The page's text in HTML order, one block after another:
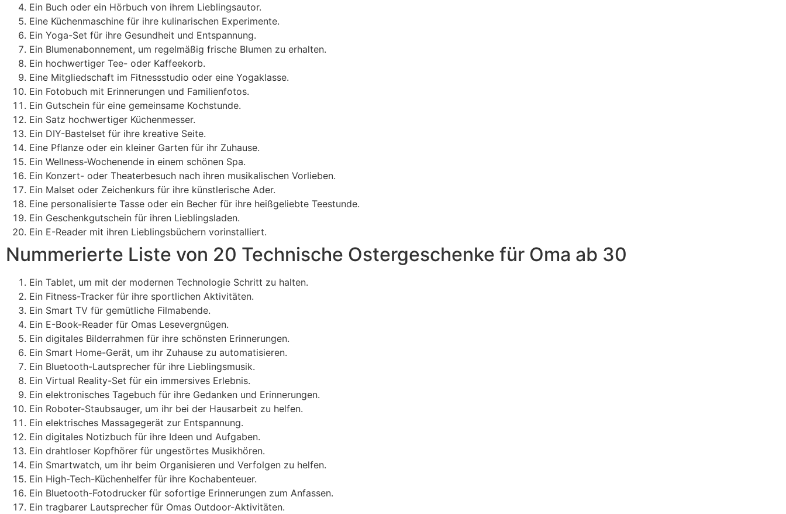
Ein Buch oder ein Hörbuch von ihrem Lieblingsautor.
Eine Küchenmaschine für ihre kulinarischen Experimente.
Ein Yoga-Set für ihre Gesundheit und Entspannung.
Ein Blumenabonnement, um regelmäßig frische Blumen zu erhalten.
Ein hochwertiger Tee- oder Kaffeekorb.
Eine Mitgliedschaft im Fitnessstudio oder eine Yogaklasse.
Ein Fotobuch mit Erinnerungen und Familienfotos.
Ein Gutschein für eine gemeinsame Kochstunde.
Ein Satz hochwertiger Küchenmesser.
Ein DIY-Bastelset für ihre kreative Seite.
Eine Pflanze oder ein kleiner Garten für ihr Zuhause.
Ein Wellness-Wochenende in einem schönen Spa.
Ein Konzert- oder Theaterbesuch nach ihren musikalischen Vorlieben.
Ein Malset oder Zeichenkurs für ihre künstlerische Ader.
Eine personalisierte Tasse oder ein Becher für ihre heißgeliebte Teestunde.
Ein Geschenkgutschein für ihren Lieblingsladen.
Ein E-Reader mit ihren Lieblingsbüchern vorinstalliert.
Nummerierte Liste von 20 Technische Ostergeschenke für Oma ab 30
Ein Tablet, um mit der modernen Technologie Schritt zu halten.
Ein Fitness-Tracker für ihre sportlichen Aktivitäten.
Ein Smart TV für gemütliche Filmabende.
Ein E-Book-Reader für Omas Lesevergnügen.
Ein digitales Bilderrahmen für ihre schönsten Erinnerungen.
Ein Smart Home-Gerät, um ihr Zuhause zu automatisieren.
Ein Bluetooth-Lautsprecher für ihre Lieblingsmusik.
Ein Virtual Reality-Set für ein immersives Erlebnis.
Ein elektronisches Tagebuch für ihre Gedanken und Erinnerungen.
Ein Roboter-Staubsauger, um ihr bei der Hausarbeit zu helfen.
Ein elektrisches Massagegerät zur Entspannung.
Ein digitales Notizbuch für ihre Ideen und Aufgaben.
Ein drahtloser Kopfhörer für ungestörtes Musikhören.
Ein Smartwatch, um ihr beim Organisieren und Verfolgen zu helfen.
Ein High-Tech-Küchenhelfer für ihre Kochabenteuer.
Ein Bluetooth-Fotodrucker für sofortige Erinnerungen zum Anfassen.
Ein tragbarer Lautsprecher für Omas Outdoor-Aktivitäten.